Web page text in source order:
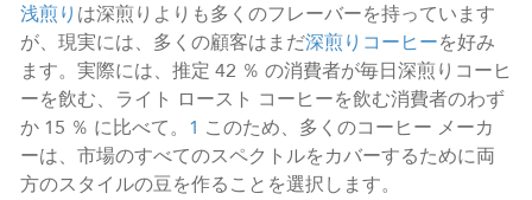
浅煎り は深煎りよりも多くのフレーバーを持っています
が、現実には、多くの顧客はまだ深煎りコーヒーを好み
ます。実際には、推定 42 ％ の消費者が毎日深煎りコーヒ
ーを飲む、ライト ロースト コーヒーを飲む消費者のわず
か 15 ％ に比べて。 1 このため、多くのコーヒー メーカ
ーは、市場のすべてのスペクトルをカバーするために両
方のスタイルの豆を作ることを選択します。